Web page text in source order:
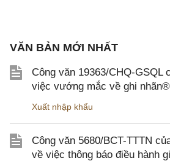
VĂN BẢN MỚI NHẤT
Công văn 19363/CHQ-GSQL
việc vướng mắc về ghi nhãn®
Xuất nhập khẩu
Công văn 5680/BCT-TTTN
về việc thông báo điều hành